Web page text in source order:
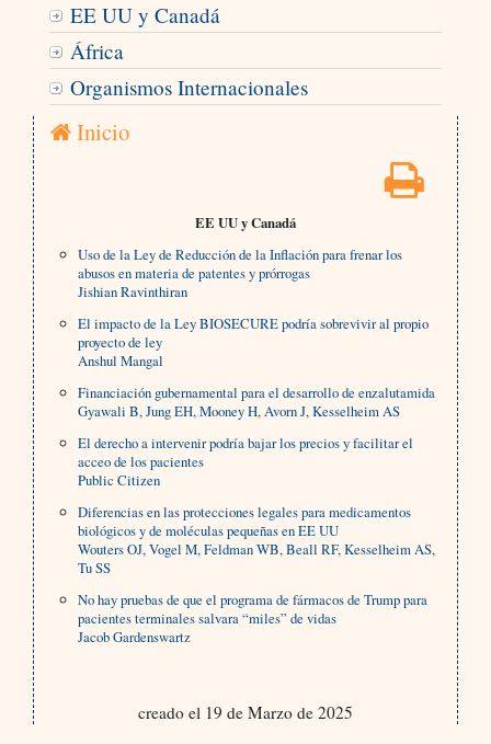
EE UU y Canadá
África
Organismos Internacionales
Inicio
EE UU y Canadá
Uso de la Ley de Reducción de la Inflación para frenar los
abusos en materia de patentes y prórrogas
Jishian Ravinthiran
El impacto de la Ley BIOSECURE podría sobrevivir al propio
proyecto de ley
Anshul Mangal
Financiación gubernamental para el desarrollo de enzalutamida
Gyawali B, Jung EH, Mooney H, Avorn J, Kesselheim AS
El derecho a intervenir podría bajar los precios y facilitar el
acceo de los pacientes
Public Citizen
Diferencias en las protecciones legales para medicamentos
biológicos y de moléculas pequeñas en EE UU
Wouters OJ, Vogel M, Feldman WB, Beall RF, Kesselheim AS,
Tu SS
No hay pruebas de que el programa de fármacos de Trump para
pacientes terminales salvara “miles” de vidas
Jacob Gardenswartz
creado el 19 de Marzo de 2025